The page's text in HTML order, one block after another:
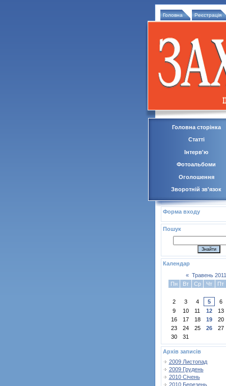
Головна Реєстрація
Головна сторінка
Статті
Інтерв'ю
Фотоальбоми
Оголошення
Зворотній зв'язок
Форма входу
Пошук
Календар
« Травень 2011
Пн
Вт Ср Чт Пт
2
3 4 5 6
9
10 11 12 13
16
17 18 19 20
23
24 25 26 27
30
31
Архів записів
2009 Листопад
2009 Грудень
2010 Січень
2010 Березень